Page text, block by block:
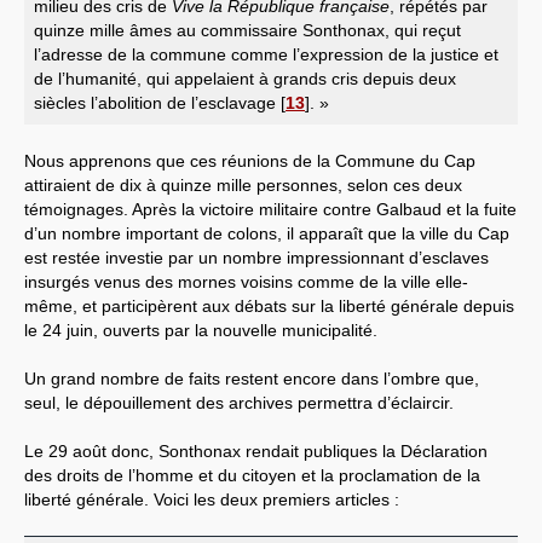
milieu des cris de Vive la République française , répétés par
quinze mille âmes au commissaire Sonthonax, qui reçut
l’adresse de la commune comme l’expression de la justice et
de l’humanité, qui appelaient à grands cris depuis deux
siècles l’abolition de l’esclavage [13] . »
Nous apprenons que ces réunions de la Commune du Cap
attiraient de dix à quinze mille personnes, selon ces deux
témoignages. Après la victoire militaire contre Galbaud et la fuite
d’un nombre important de colons, il apparaît que la ville du Cap
est restée investie par un nombre impressionnant d’esclaves
insurgés venus des mornes voisins comme de la ville elle-
même, et participèrent aux débats sur la liberté générale depuis
le 24 juin, ouverts par la nouvelle municipalité.
Un grand nombre de faits restent encore dans l’ombre que,
seul, le dépouillement des archives permettra d’éclaircir.
Le 29 août donc, Sonthonax rendait publiques la Déclaration
des droits de l’homme et du citoyen et la proclamation de la
liberté générale. Voici les deux premiers articles :